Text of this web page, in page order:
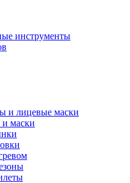
инструменты
и лицевые маски
маски